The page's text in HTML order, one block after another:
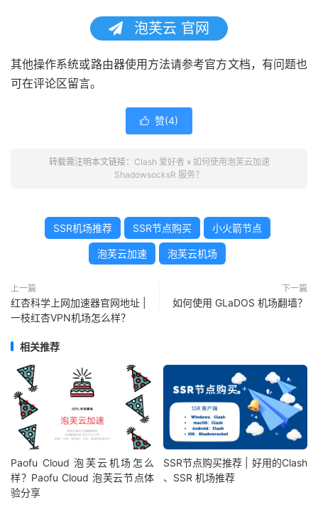
泡芙云 官网
其他操作系统或路由器使用方法请参考官方文档，有问题也
可在评论区留言。
 赞(4)
转载需注明本文链接： Clash 爱好者 » 如何使用泡芙云加速
ShadowsocksR 服务？
SSR机场推荐 SSR节点购买 小火箭节点
泡芙云加速 泡芙云机场
上一篇
红杏科学上网加速器官网地址 |
一枝红杏VPN机场怎么样？
下一篇
如何使用 GLaDOS 机场翻墙？
相关推荐
Paofu Cloud 泡芙云机场怎么
样？Paofu Cloud 泡芙云节点体
验分享
SSR节点购买推荐 | 好用的Clash
、SSR 机场推荐